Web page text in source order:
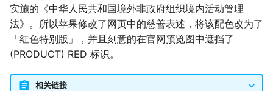
实施的《中华人民共和国境外非政府组织境内活动管理
法》。所以苹果修改了网页中的慈善表述，将该配色改为了
「红色特别版」，并且刻意的在官网预览图中遮挡了
(PRODUCT) RED 标识。
相关链接